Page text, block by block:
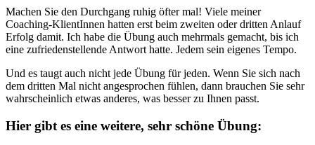
Machen Sie den Durchgang ruhig öfter mal! Viele meiner
Coaching-KlientInnen hatten erst beim zweiten oder dritten Anlauf
Erfolg damit. Ich habe die Übung auch mehrmals gemacht, bis ich
eine zufriedenstellende Antwort hatte. Jedem sein eigenes Tempo.
Und es taugt auch nicht jede Übung für jeden. Wenn Sie sich nach
dem dritten Mal nicht angesprochen fühlen, dann brauchen Sie sehr
wahrscheinlich etwas anderes, was besser zu Ihnen passt.
Hier gibt es eine weitere, sehr schöne Übung: